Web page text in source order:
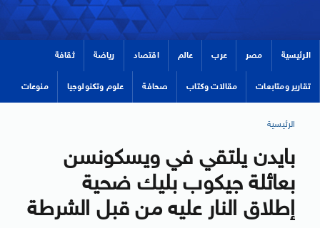
الرئيسية مصر عرب عالم اقتصاد رياضة ثقافة
تقارير ومتابعات مقالات وكتاب صحافة علوم وتكنولوجيا منوعات
الرئيسية
بايدن يلتقي في ويسكونسن
بعائلة جيكوب بليك ضحية
إطلاق النار عليه من قبل الشرطة